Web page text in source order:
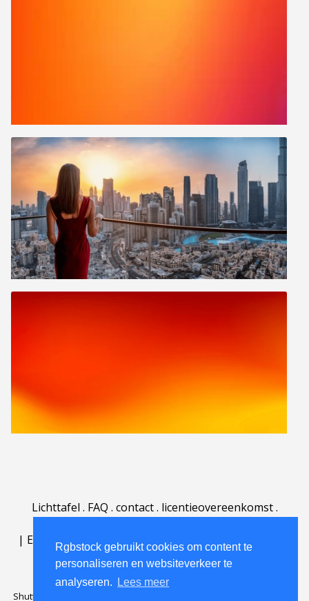
Rgbstock gebruikt cookies om content te
personaliseren en websiteverkeer te
analyseren.
Lees meer
Lichttafel . FAQ . contact. licentieovereenkomst.
| English | Deutsch Español | Português
Nederlands|
Shutterstock official partner of Rgbstock